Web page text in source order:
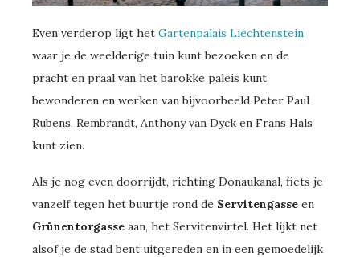
Even verderop ligt het Gartenpalais Liechtenstein
waar je de weelderige tuin kunt bezoeken en de
pracht en praal van het barokke paleis kunt
bewonderen en werken van bijvoorbeeld Peter Paul
Rubens, Rembrandt, Anthony van Dyck en Frans Hals
kunt zien.
Als je nog even doorrijdt, richting Donaukanal, fiets je
vanzelf tegen het buurtje rond de Servitengasse en
Grünentorgasse aan, het Servitenvirtel. Het lijkt net
alsof je de stad bent uitgereden en in een gemoedelijk